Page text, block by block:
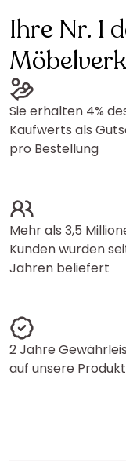
Ihre Nr. 1
Sie erhalten 4%
Kaufwerts als
pro Bestellung
Mehr als 3,5
Kunden wurden
Jahren beliefert
2 Jahre
auf unsere